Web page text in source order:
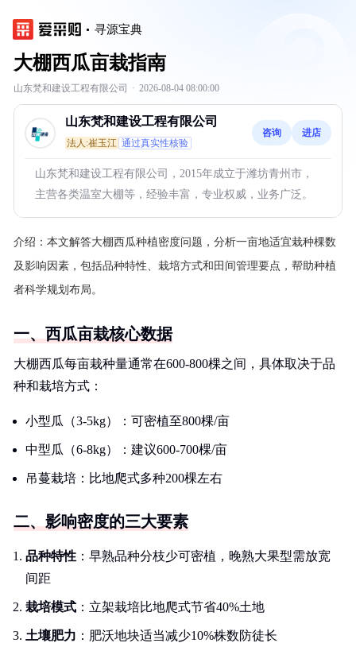
寻源宝典
大棚西瓜亩栽指南
山东梵和建设工程有限公司 · 2026-08-04 08:00:00
山东梵和建设工程有限公司
法人:崔玉江 通过真实性核验
咨询 进店
山东梵和建设工程有限公司，2015年成立于潍坊青州市，
主营各类温室大棚等，经验丰富，专业权威，业务广泛。
介绍： 本文解答大棚西瓜种植密度问题，分析一亩地适宜栽种棵数
及影响因素，包括品种特性、栽培方式和田间管理要点，帮助种植
者科学规划布局。
一、西瓜亩栽核心数据
大棚西瓜每亩栽种量通常在600-800棵之间，具体取决于品
种和栽培方式：
小型瓜（3-5kg）：可密植至800棵/亩
中型瓜（6-8kg）：建议600-700棵/亩
吊蔓栽培：比地爬式多种200棵左右
二、影响密度的三大要素
品种特性 ：早熟品种分枝少可密植，晚熟大果型需放宽
间距
栽培模式 ：立架栽培比地爬式节省40%土地
土壤肥力 ：肥沃地块适当减少10%株数防徒长